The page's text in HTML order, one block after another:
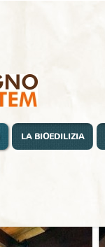
LA BIOEDILIZIA